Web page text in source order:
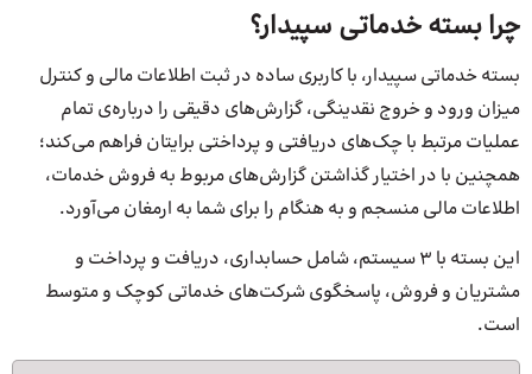
چرا بسته خدماتی سپیدار؟
بسته خدماتی سپیدار، با کاربری ساده در ثبت اطلاعات مالی و کنترل
میزان ورود و خروج نقدینگی، گزارش‌های دقیقی را درباره‌ی تمام
عملیات مرتبط با چک‌های دریافتی و پرداختی برایتان فراهم می‌کند؛
همچنین با در اختیار گذاشتن گزارش‌های مربوط به فروش خدمات،
اطلاعات مالی منسجم و به هنگام را برای شما به ارمغان می‌آورد.
این بسته با 3 سیستم، شامل حسابداری، دریافت و پرداخت و
مشتریان و فروش، پاسخگوی شرکت‌های خدماتی کوچک و متوسط
است.